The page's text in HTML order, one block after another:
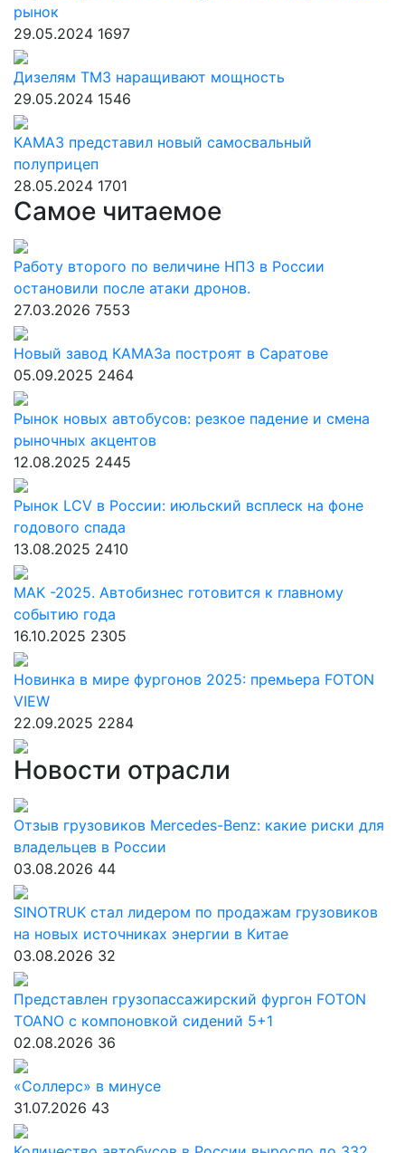
рынок
29.05.2024 1697
Дизелям ТМЗ наращивают мощность
29.05.2024 1546
КАМАЗ представил новый самосвальный
полуприцеп
28.05.2024 1701
Самое читаемое
Работу второго по величине НПЗ в России
остановили после атаки дронов.
27.03.2026 7553
Новый завод КАМАЗа построят в Саратове
05.09.2025 2464
Рынок новых автобусов: резкое падение и смена
рыночных акцентов
12.08.2025 2445
Рынок LCV в России: июльский всплеск на фоне
годового спада
13.08.2025 2410
МАК -2025. Автобизнес готовится к главному
событию года
16.10.2025 2305
Новинка в мире фургонов 2025: премьера FOTON
VIEW
22.09.2025 2284
Новости отрасли
Отзыв грузовиков Mercedes-Benz: какие риски для
владельцев в России
03.08.2026 44
SINOTRUK стал лидером по продажам грузовиков
на новых источниках энергии в Китае
03.08.2026 32
Представлен грузопассажирский фургон FOTON
TOANO с компоновкой сидений 5+1
02.08.2026 36
«Соллерс» в минусе
31.07.2026 43